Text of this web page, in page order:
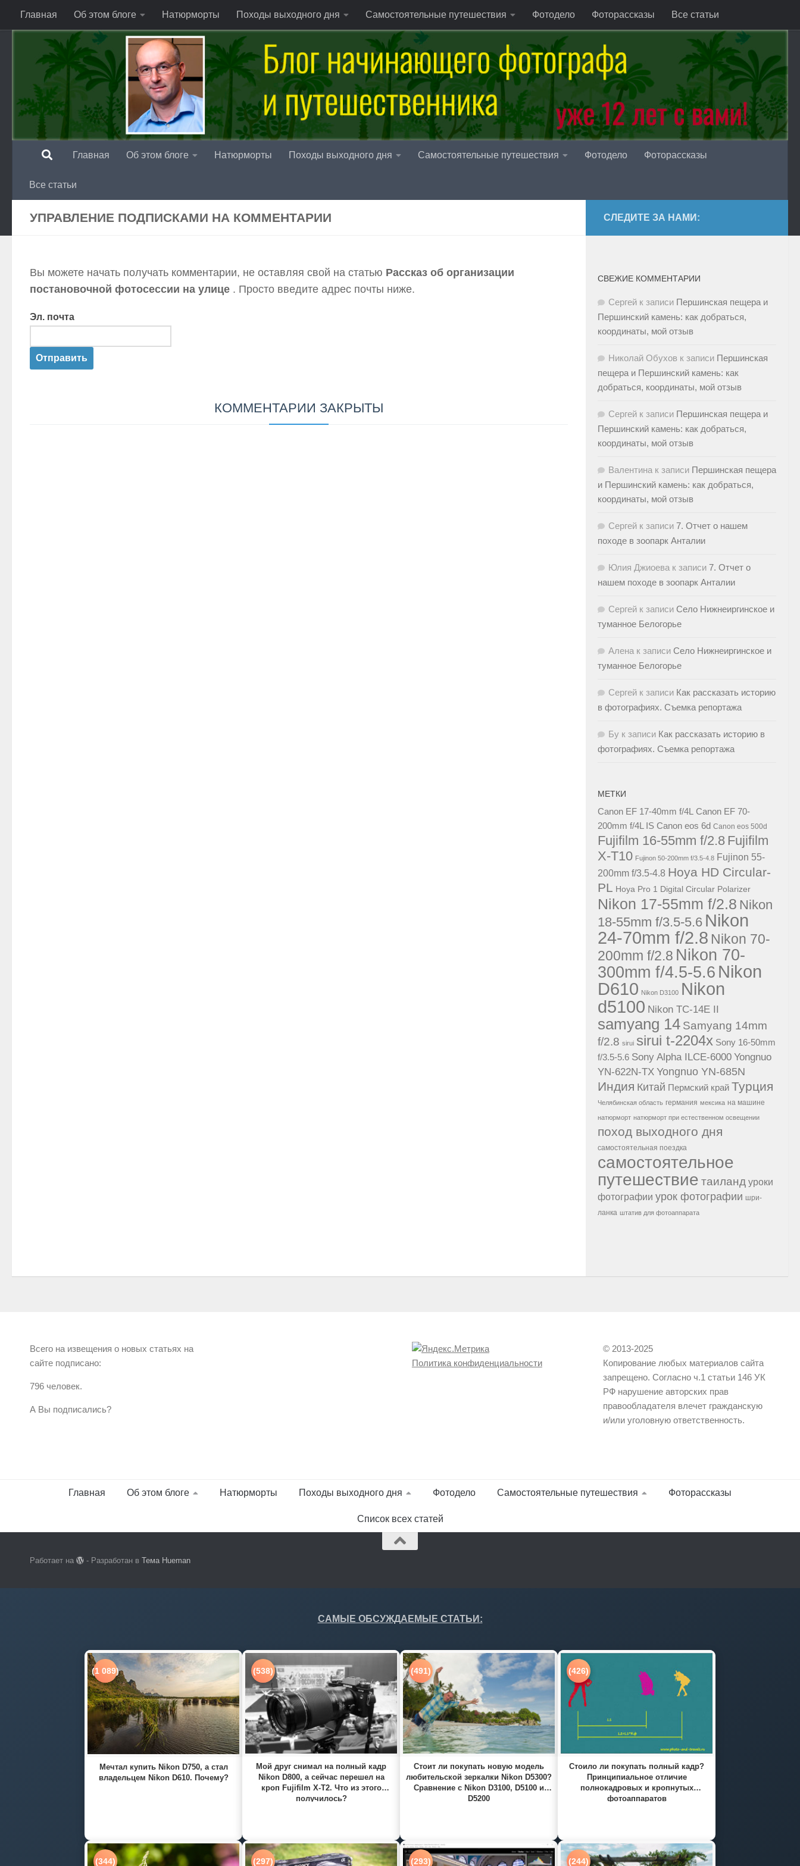
Перейти к содержимому
Главная Об этом блоге Натюрморты Походы выходного дня Самостоятельные путешествия Фотодело Фоторассказы Все статьи
Главная Об этом блоге Натюрморты Походы выходного дня Самостоятельные путешествия Фотодело Фоторассказы
Все статьи
УПРАВЛЕНИЕ ПОДПИСКАМИ НА КОММЕНТАРИИ
Вы можете начать получать комментарии, не оставляя свой на статью Рассказ об организации
постановочной фотосессии на улице . Просто введите адрес почты ниже.
Эл. почта
КОММЕНТАРИИ ЗАКРЫТЫ
СЛЕДИТЕ ЗА НАМИ:
СВЕЖИЕ КОММЕНТАРИИ
Сергей к записи Першинская пещера и
Першинский камень: как добраться,
координаты, мой отзыв
Николай Обухов к записи Першинская
пещера и Першинский камень: как
добраться, координаты, мой отзыв
Сергей к записи Першинская пещера и
Першинский камень: как добраться,
координаты, мой отзыв
Валентина к записи Першинская пещера
и Першинский камень: как добраться,
координаты, мой отзыв
Сергей к записи 7. Отчет о нашем
походе в зоопарк Анталии
Юлия Джиоева к записи 7. Отчет о
нашем походе в зоопарк Анталии
Сергей к записи Село Нижнеиргинское и
туманное Белогорье
Алена к записи Село Нижнеиргинское и
туманное Белогорье
Сергей к записи Как рассказать историю
в фотографиях. Съемка репортажа
Бу к записи Как рассказать историю в
фотографиях. Съемка репортажа
МЕТКИ
Canon EF 17-40mm f/4L Canon EF 70-
200mm f/4L IS Canon eos 6d Canon eos 500d
Fujifilm 16-55mm f/2.8 Fujifilm
X-T10 Fujinon 50-200mm f/3.5-4.8 Fujinon 55-
200mm f/3.5-4.8 Hoya HD Circular-
PL Hoya Pro 1 Digital Circular Polarizer
Nikon 17-55mm f/2.8 Nikon
18-55mm f/3.5-5.6 Nikon
24-70mm f/2.8 Nikon 70-
200mm f/2.8 Nikon 70-
300mm f/4.5-5.6 Nikon
D610 Nikon D3100 Nikon
d5100 Nikon TC-14E II
samyang 14 Samyang 14mm
f/2.8 sirui sirui t-2204x Sony 16-50mm
f/3.5-5.6 Sony Alpha ILCE-6000 Yongnuo
YN-622N-TX Yongnuo YN-685N
Индия Китай Пермский край Турция
Челябинская область германия мексика на машине
натюрморт натюрморт при естественном освещении
поход выходного дня
самостоятельная поездка
самостоятельное
путешествие таиланд уроки
фотографии урок фотографии шри-
ланка штатив для фотоаппарата
Всего на извещения о новых статьях на
сайте подписано:
796 человек.
А Вы подписались?
Политика конфиденциальности
© 2013-2025
Копирование любых материалов сайта
запрещено. Согласно ч.1 статьи 146 УК
РФ нарушение авторских прав
правообладателя влечет гражданскую
и/или уголовную ответственность.
Главная Об этом блоге Натюрморты Походы выходного дня Фотодело Самостоятельные путешествия Фоторассказы
Список всех статей
Работает на - Разработан вТема Hueman
САМЫЕ ОБСУЖДАЕМЫЕ СТАТЬИ:
(1 089)
Мечтал купить Nikon D750, а стал
владельцем Nikon D610. Почему?
(538)
Мой друг снимал на полный кадр
Nikon D800, а сейчас перешел на
кроп Fujifilm X-T2. Что из этого
получилось?
(491)
Стоит ли покупать новую модель
любительской зеркалки Nikon D5300?
Сравнение с Nikon D3100, D5100 и
D5200
(426)
Стоило ли покупать полный кадр?
Принципиальное отличие
полнокадровых и кропнутых
фотоаппаратов
(344) (297) (293) (244)